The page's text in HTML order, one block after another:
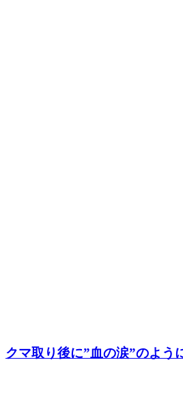
クマ取り後に”血の涙”のよう